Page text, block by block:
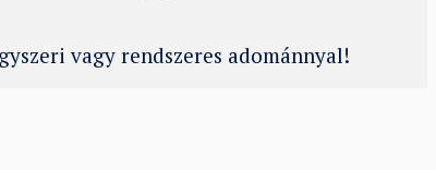
vagy rendszeres adománnyal!